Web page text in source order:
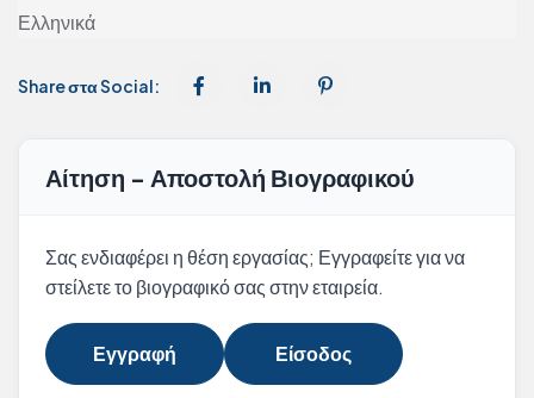
Ελληνικά
Share στα Social:
Αίτηση - Αποστολή Βιογραφικού
Σας ενδιαφέρει η θέση εργασίας; Εγγραφείτε για να
στείλετε το βιογραφικό σας στην εταιρεία.
Εγγραφή Είσοδος